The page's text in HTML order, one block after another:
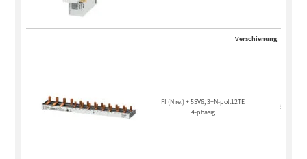
Verschienung
FI (N re.) + 5SV6; 3+N-pol.12TE
4-phasig